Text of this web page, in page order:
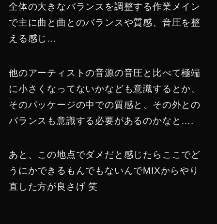
全体の大きなバランスを調整する作業メイン
で主に曲と曲とのバランスや質感、音圧を整
える感じ…
他のアーティストの音源の音圧と比べて極端
に小さくなってないかなども意識するとか、
そのパッケージの中での質感と、その外との
バランスも意識する必要があるのかなと….
あと、この地点でダメだと感じたらここでど
うにかできるもんでもないんでMIXからやり
直した方が良さげ 笑